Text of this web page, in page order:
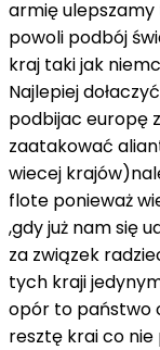
armię
powoli podbój
kraj taki jak
Najlepiej
podbijac europę
zaatakować
wiecej
flote ponieważ
,gdy już nam się
za związek
tych kraji
opór to państwo
resztę krai co